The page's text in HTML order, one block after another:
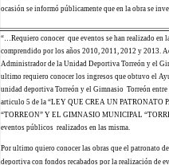
ocasión se informó públicamente que en la obra se
“…Requiero conocer que eventos se han realizado
comprendido por los años 2010, 2011, 2012 y 2013.
Administrador de la Unidad Deportiva Torreón y el
ultimo requiero conocer los ingresos que obtuvo el
unidad deportiva Torreón y el Gimnasio Torreón
articulo 5 de la “LEY QUE CREA UN
“TORREON” Y EL GIMNASIO MUNICIPAL
eventos públicos realizados en las misma.
Por ultimo quiero conocer las obras que el patronato
deportiva con fondos recabados por la realización de